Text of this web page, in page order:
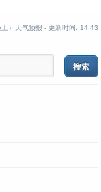
）天气预报 - 更新时间: 14:43